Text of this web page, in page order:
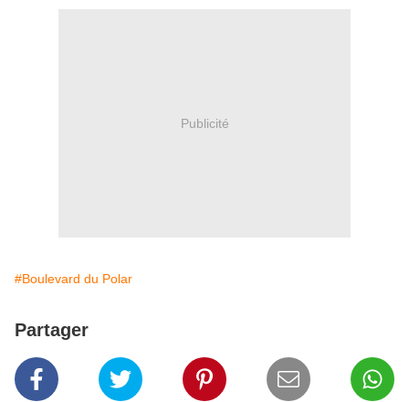
Publicité
#Boulevard du Polar
Partager